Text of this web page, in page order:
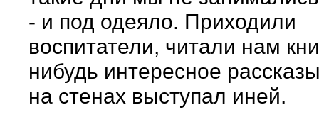
- и под одеяло. Приходили
воспитатели, читали нам
нибудь интересное
на стенах выступал иней.